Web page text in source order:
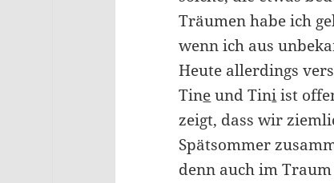
Träumen habe ich
wenn ich aus
Heute allerdings
Tineund Tiniist
zeigt, dass wir
Spätsommer
denn auch im